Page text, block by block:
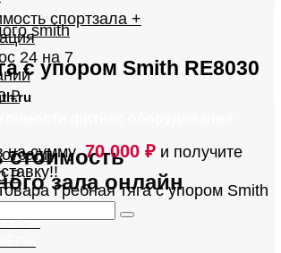
спортзала +
₽
фитнес оборудования
стоимость
зала онлайн
24 на 7
₽
с упором Smith RE8030
на сумму70 000 ₽ и получите
Гребная тяга с упором Smith